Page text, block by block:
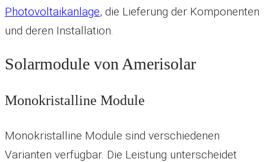
Photovoltaikanlage, die Lieferung der Komponenten
und deren Installation.
Solarmodule von Amerisolar
Monokristalline Module
Monokristalline Module sind verschiedenen
Varianten verfügbar. Die Leistung unterscheidet